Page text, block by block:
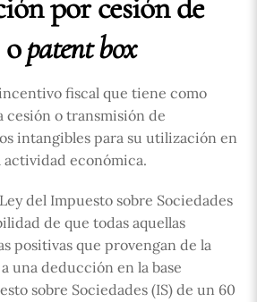
patent box
fiscal que tiene como
cesión o transmisión de
intangibles para su utilización en
económica.
del Impuesto sobre Sociedades
de que todas aquellas
positivas que provengan de la
una deducción en la base
sobre Sociedades (IS) de un 60